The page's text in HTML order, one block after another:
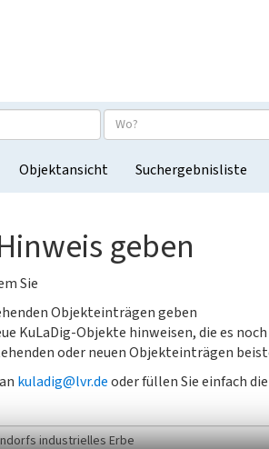
Objektansicht Suchergebnisliste
geben
Sie
Objekteinträgen geben
KuLaDig-Objekte hinweisen, die es
oder neuen Objekteinträgen
kuladig@lvr.deoder füllen Sie einfach